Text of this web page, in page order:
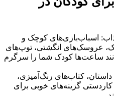
اسباب‌بازی‌های کوچک و
عروسک‌های انگشتی، توپ‌های
ساعت‌ها کودک شما را سرگرم
کتاب‌های رنگ‌آمیزی،
گزینه‌های خوبی برای